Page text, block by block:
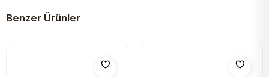
Benzer Ürünler